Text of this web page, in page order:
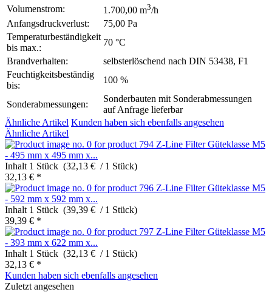
Volumenstrom:
1.700,00 m3/h
Anfangsdruckverlust:
75,00 Pa
Temperaturbeständigkeit
bis max.:
70 °C
Brandverhalten:
selbsterlöschend nach DIN 53438, F1
Feuchtigkeitsbeständig
bis:
100 %
Sonderabmessungen:
Sonderbauten mit Sonderabmessungen
auf Anfrage lieferbar
Ähnliche Artikel Kunden haben sich ebenfalls angesehen
Ähnliche Artikel
Z-Line Filter Güteklasse M5
- 495 mm x 495 mm x...
Inhalt 1 Stück (32,13 € / 1 Stück)
32,13 € *
Z-Line Filter Güteklasse M5
- 592 mm x 592 mm x...
Inhalt 1 Stück (39,39 € / 1 Stück)
39,39 € *
Z-Line Filter Güteklasse M5
- 393 mm x 622 mm x...
Inhalt 1 Stück (32,13 € / 1 Stück)
32,13 € *
Kunden haben sich ebenfalls angesehen
Zuletzt angesehen